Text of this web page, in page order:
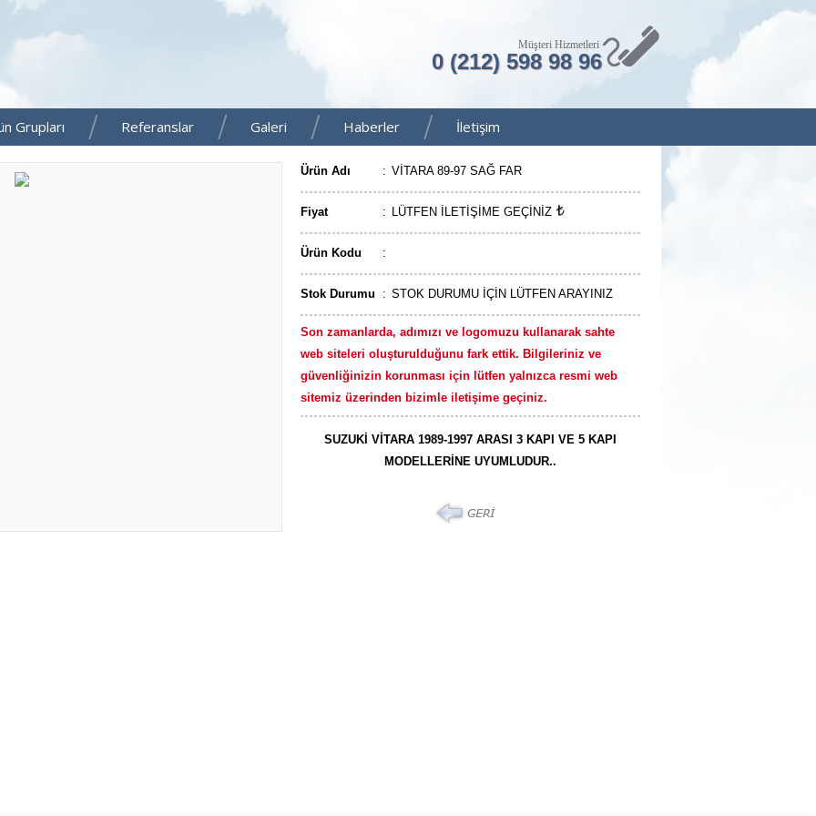
Müşteri Hizmetleri
0 (212) 598 98 96
Grupları Referanslar Galeri Haberler İletişim
Ürün Adı : VİTARA 89-97 SAĞ FAR
Fiyat : LÜTFEN İLETİŞİME GEÇİNİZ
Ürün Kodu :
Stok Durumu : STOK DURUMU İÇİN LÜTFEN ARAYINIZ
Son zamanlarda, adımızı ve logomuzu kullanarak sahte
web siteleri oluşturulduğunu fark ettik. Bilgileriniz ve
güvenliğinizin korunması için lütfen yalnızca resmi web
sitemiz üzerinden bizimle iletişime geçiniz.
SUZUKİ VİTARA 1989-1997 ARASI 3 KAPI VE 5 KAPI
MODELLERİNE UYUMLUDUR..